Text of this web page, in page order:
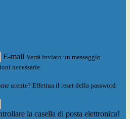
E-mail Verrà inviato un messaggio
necessarie.
utente? Effettua il reset della password
la casella di posta elettronica!